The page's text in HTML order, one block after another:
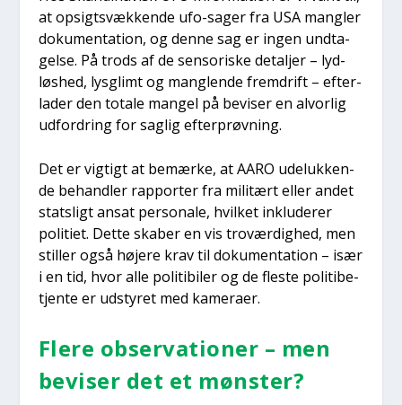
at opsigtsvæk­ken­de ufo-sager fra USA mang­ler
doku­men­ta­tion, og den­ne sag er ingen und­ta­
gel­se. På trods af de sen­so­ri­ske detal­jer – lyd­
løs­hed, lys­glimt og mang­len­de frem­drift – efter­
la­der den tota­le man­gel på bevi­ser en alvor­lig
udfor­dring for sag­lig efter­prøv­ning.
Det er vig­tigt at bemær­ke, at AARO ude­luk­ken­
de behand­ler rap­por­ter fra mili­tært eller andet
stats­ligt ansat per­so­na­le, hvil­ket inklu­de­rer
poli­ti­et. Det­te ska­ber en vis tro­vær­dig­hed, men
stil­ler også høje­re krav til doku­men­ta­tion – især
i en tid, hvor alle poli­ti­bi­ler og de fle­ste poli­ti­be­
tjen­te er udsty­ret med kame­ra­er.
Fle­re obser­va­tio­ner – men
bevi­ser det et møn­ster?